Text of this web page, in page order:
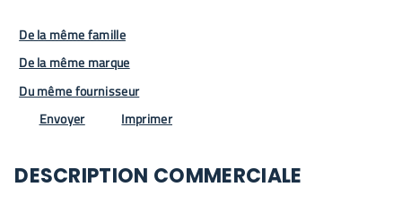
De la même famille
De la même marque
Du même fournisseur
Envoyer
Imprimer
DESCRIPTION COMMERCIALE